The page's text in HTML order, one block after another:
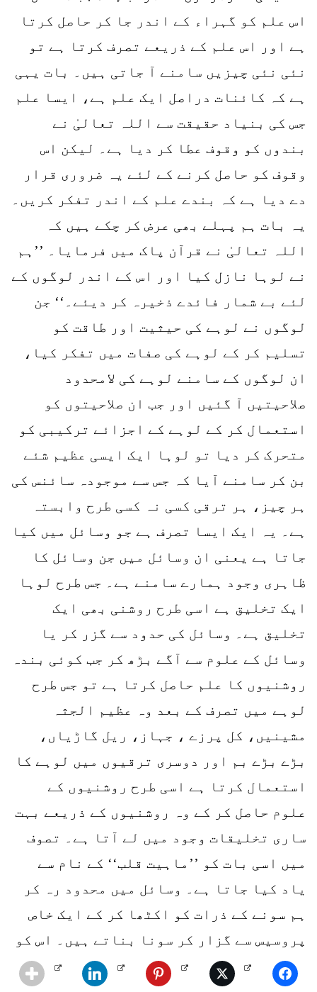
اس علم کو گہراء کے اندر جا کر حاصل کرتا
ہے اور اس علم کے ذریعے تصرف کرتا ہے تو
نئی نئی چیزیں سامنے آ جاتی ہیں۔ بات یہی
ہے کہ کائنات دراصل ایک علم ہے، ایسا علم
جس کی بنیاد حقیقت سے اللہ تعالیٰ نے
بندوں کو وقوف عطا کر دیا ہے۔ لیکن اس
وقوف کو حاصل کرنے کے لئے یہ ضروری قرار
دے دیا ہے کہ بندے علم کے اندر تفکر کریں۔
یہ بات ہم پہلے بھی عرض کر چکے ہیں کہ
اللہ تعالیٰ نے قرآن پاک میں فرمایا۔ ’’ہم
نے لوہا نازل کیا اور اس کے اندر لوگوں کے
لئے بے شمار فائدے ذخیرہ کر دیئے۔‘‘ جن
لوگوں نے لوہے کی حیثیت اور طاقت کو
تسلیم کر کے لوہے کی صفات میں تفکر کیا،
ان لوگوں کے سامنے لوہے کی لامحدود
صلاحیتیں آ گئیں اور جب ان صلاحیتوں کو
استعمال کر کے لوہے کے اجزائے ترکیبی کو
متحرک کر دیا تو لوہا ایک ایسی عظیم شئے
بن کر سامنے آیا کہ جس سے موجودہ سائنس کی
ہر چیز، ہر ترقی کسی نہ کسی طرح وابستہ
ہے۔ یہ ایک ایسا تصرف ہے جو وسائل میں کیا
جاتا ہے یعنی ان وسائل میں جن وسائل کا
ظاہری وجود ہمارے سامنے ہے۔ جس طرح لوہا
ایک تخلیق ہے اسی طرح روشنی بھی ایک
تخلیق ہے۔ وسائل کی حدود سے گزر کر یا
وسائل کے علوم سے آگے بڑھ کر جب کوئی بندہ
روشنیوں کا علم حاصل کرتا ہے تو جس طرح
لوہے میں تصرف کے بعد وہ عظیم الجثہ
مشینیں، کل پرزے ، جہاز، ریل گاڑیاں،
بڑے بڑے بم اور دوسری ترقیوں میں لوہے کا
استعمال کرتا ہے اسی طرح روشنیوں کے
علوم حاصل کر کے وہ روشنیوں کے ذریعے بہت
ساری تخلیقات وجود میں لے آتا ہے۔ تصوف
میں اسی بات کو ’’ماہیت قلب‘‘ کے نام سے
یاد کیا جاتا ہے۔ وسائل میں محدود رہ کر
ہم سونے کے ذرات کو اکٹھا کر کے ایک خاص
پروسیس سے گزار کر سونا بناتے ہیں۔ اس کو
وسائل میں تصرف کا نام دیا جاتا ہے۔ لیکن